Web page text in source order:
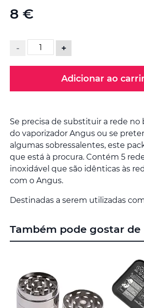
8 €
- +
Adicionar ao
Se precisa de substituir a rede no
do vaporizador Angus ou se
algumas sobressalentes, este
que está à procura. Contém 5
inoxidável que são idênticas às
com o Angus.
Destinadas a serem utilizadas
da
imagens
Também pode gostar de